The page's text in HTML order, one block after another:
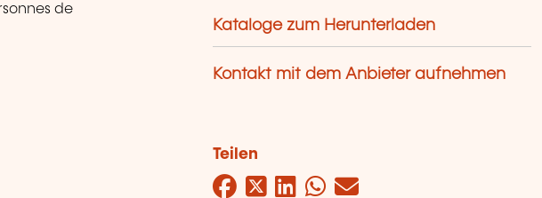
de
Kataloge zum Herunterladen
Kontakt mit dem Anbieter aufnehmen
Teilen
Facebook
Twitter
LinkedIn
WhatsApp
Mail